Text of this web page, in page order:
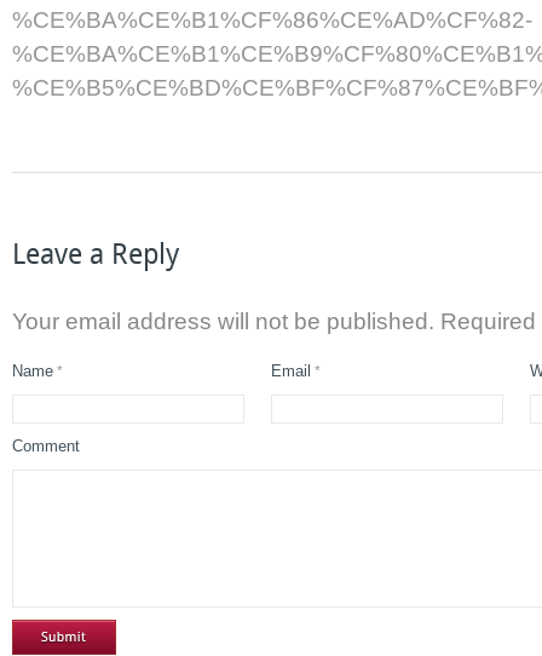
%CE%BA%CE%B1%CF%86%CE%AD%CF%82-
Leave a Reply
Your email address will not be published.
Name * Email *
Comment